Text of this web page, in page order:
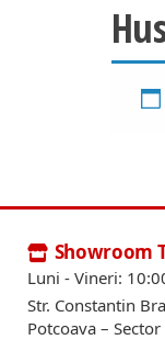
Showroom
Luni - Vineri:
Str. Constantin
Potcoava –